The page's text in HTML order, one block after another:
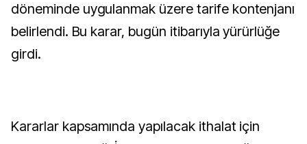
döneminde uygulanmak üzere tarife kontenjanı
belirlendi. Bu karar, bugün itibarıyla yürürlüğe
girdi.
Kararlar kapsamında yapılacak ithalat için